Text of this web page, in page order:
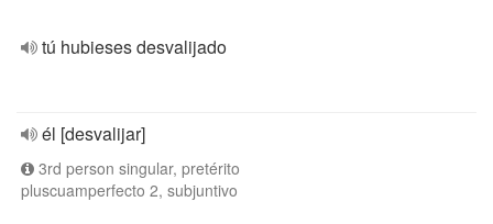
tú hubieses desvalijado
él [desvalijar]
3rd person singular, pretérito
pluscuamperfecto 2, subjuntivo